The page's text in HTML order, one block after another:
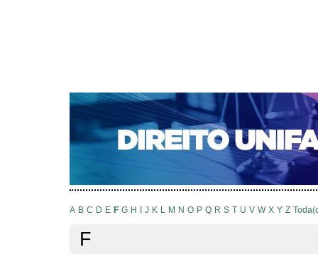
CAPA SOBRE ACESSO CADASTRO
NOTÍCIAS
EDIÇÕES DE Nº 1 A 100 WEBMAIL
Capa>Pesquisa> Índice de autores
Índice de autores
A B C D E F G H J K L M N O P Q R S T U V W X Y Z
F